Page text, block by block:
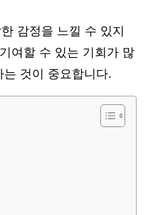
감정을 느낄 수 있지
여할 수 있는 기회가 많
것이 중요합니다.